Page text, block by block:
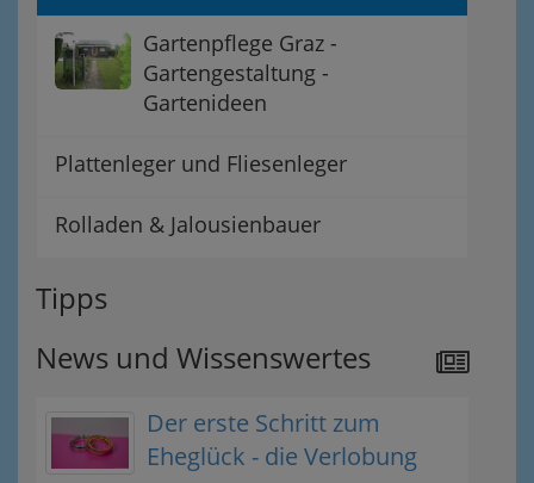
Gartenpflege Graz -
Gartengestaltung -
Gartenideen
Plattenleger und Fliesenleger
Rolladen & Jalousienbauer
Tipps
News und Wissenswertes
Der erste Schritt zum
Eheglück - die Verlobung